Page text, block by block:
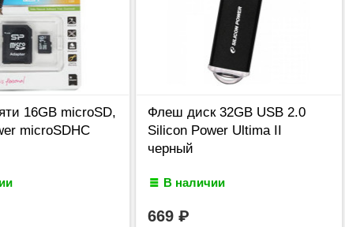
16GB microSD,
microSDHC
Флеш диск 32GB USB 2.0
Silicon Power Ultima II
черный
В наличии
669₽